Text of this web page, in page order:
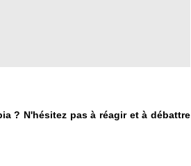
? N'hésitez pas à réagir et à débattre